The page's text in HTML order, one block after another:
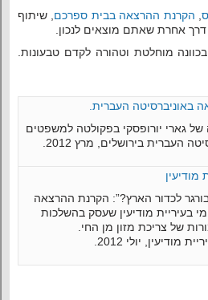
, הקרנת ההרצאה בבית ספרכם , שיתוף
דרך אחרת שאתם מוצאים לנכון.
מוחלטת וטהורה לקדם טבעונות.
גארי יורופסקי בפקולטה למשפטים
העברית בירושלים, מרץ 2012.
לכדור הארץ?”: הקרנת ההרצאה
בעיריית מודיעין שעסק בהשלכות
של צריכת מזון מן החי.
מודיעין, יולי 2012.